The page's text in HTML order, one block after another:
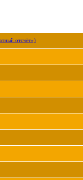
отсчёт»)